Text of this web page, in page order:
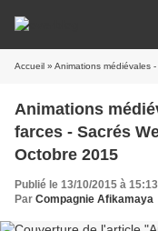
Accueil » Animations médiévales -
Animations
farces - Sacrés
Octobre 2015
Publié le 13/10/2015 à 15:13
Par Compagnie Afikamaya